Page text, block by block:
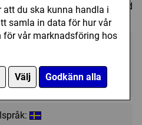
att du ska kunna handla i
samla in data för hur vår
vår marknadsföring hos
Välj Godkänn alla
affären. 1 CD-skiva med
läskunnig ålder till 100 år
10+